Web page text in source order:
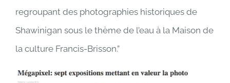
regroupant des photographies historiques de
Shawinigan sous le thème de l’eau à la Maison de
la culture Francis-Brisson.”